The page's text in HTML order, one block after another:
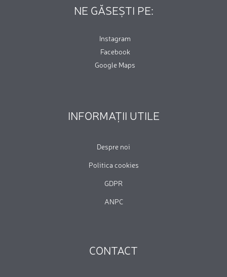
NE GĂSEȘTI PE:
Instagram
Facebook
Google Maps
INFORMAȚII UTILE
Despre noi
Politica cookies
GDPR
ANPC
CONTACT